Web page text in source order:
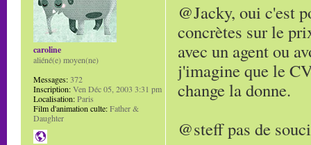
@Jacky, oui c'est
concrètes sur le
avec un agent ou
j'imagine que le
change la donne.
@steff pas de
caroline
aliéné(e) moyen(ne)
Messages:372
Inscription:Ven Déc 05, 2003 3:31 pm
Localisation:Paris
Film d'animation culte:Father &
Daughter